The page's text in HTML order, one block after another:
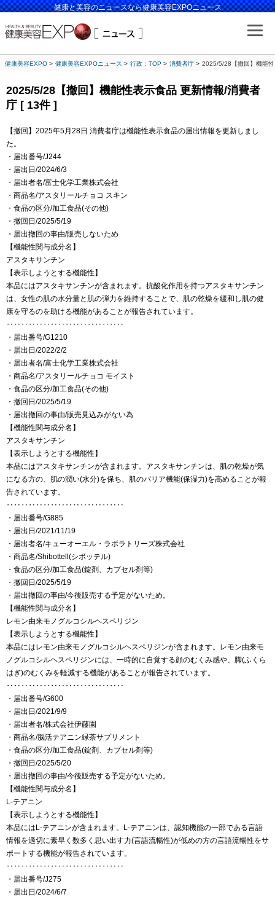
健康と美容のニュースなら健康美容EXPOニュース
健康美容EXPO 健康美容EXPOニュース 行政：TOP 消費者庁 2025/5/28【撤回】機能
2025/5/28【撤回】機能性表示食品 更新情報/消費者
庁 [ 13件 ]
【撤回】2025年5月28日 消費者庁は機能性表示食品の届出情報を更新しまし
た。
・届出番号/J244
・届出日/2024/6/3
・届出者名/富士化学工業株式会社
・商品名/アスタリールチョコ スキン
・食品の区分/加工食品(その他)
・撤回日/2025/5/19
・届出撤回の事由/販売しないため
【機能性関与成分名】
アスタキサンチン
【表示しようとする機能性】
本品にはアスタキサンチンが含まれます。抗酸化作用を持つアスタキサンチン
は、女性の肌の水分量と肌の弾力を維持することで、肌の乾燥を緩和し肌の健
康を守るのを助ける機能があることが報告されています。
‥‥‥‥‥‥‥‥‥‥‥‥‥‥‥‥
・届出番号/G1210
・届出日/2022/2/2
・届出者名/富士化学工業株式会社
・商品名/アスタリールチョコ モイスト
・食品の区分/加工食品(その他)
・撤回日/2025/5/19
・届出撤回の事由/販売見込みがない為
【機能性関与成分名】
アスタキサンチン
【表示しようとする機能性】
本品にはアスタキサンチンが含まれます。アスタキサンチンは、肌の乾燥が気
になる方の、肌の潤い(水分)を保ち、肌のバリア機能(保湿力)を高めることが報
告されています。
‥‥‥‥‥‥‥‥‥‥‥‥‥‥‥‥
・届出番号/G885
・届出日/2021/11/19
・届出者名/キューオーエル・ラボラトリーズ株式会社
・商品名/Shibottell(シボッテル)
・食品の区分/加工食品(錠剤、カプセル剤等)
・撤回日/2025/5/19
・届出撤回の事由/今後販売する予定がないため。
【機能性関与成分名】
レモン由来モノグルコシルヘスペリジン
【表示しようとする機能性】
本品にはレモン由来モノグルコシルヘスペリジンが含まれます。レモン由来モ
ノグルコシルヘスペリジンには、一時的に自覚する顔のむくみ感や、脚(ふくら
はぎ)のむくみを軽減する機能があることが報告されています。
‥‥‥‥‥‥‥‥‥‥‥‥‥‥‥‥
・届出番号/G600
・届出日/2021/9/9
・届出者名/株式会社伊藤園
・商品名/脳活テアニン緑茶サプリメント
・食品の区分/加工食品(錠剤、カプセル剤等)
・撤回日/2025/5/20
・届出撤回の事由/今後販売する予定がないため。
【機能性関与成分名】
L-テアニン
【表示しようとする機能性】
本品にはL-テアニンが含まれます。L-テアニンは、認知機能の一部である言語
情報を適切に素早く数多く思い出す力(言語流暢性)が低めの方の言語流暢性をサ
ポートする機能が報告されています。
‥‥‥‥‥‥‥‥‥‥‥‥‥‥‥‥
・届出番号/J275
・届出日/2024/6/7